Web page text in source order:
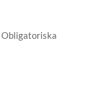
Obligatoriska